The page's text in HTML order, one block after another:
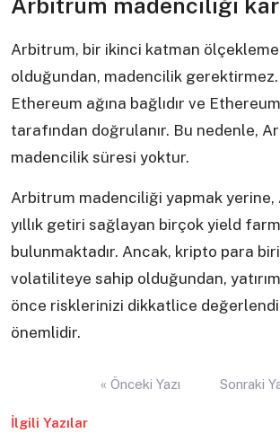
Arbitrum madenciliği
Arbitrum, bir ikinci katman
olduğundan, madencilik
Ethereum ağına bağlıdır ve
tarafından doğrulanır. Bu nedenle,
madencilik süresi yoktur.
Arbitrum madenciliği yapmak yerine,
yıllık getiri sağlayan birçok yield
bulunmaktadır. Ancak, kripto para
volatiliteye sahip olduğundan,
önce risklerinizi dikkatlice
önemlidir.
« Önceki Yazı Sonraki
İlgili Yazılar